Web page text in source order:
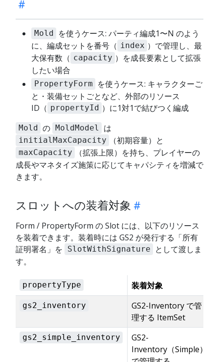
Mold
を使うケース: パーティ編成1〜N のよう
に、編成セットを番号（ index ）で管理し、最
大保有数（ capacity ）を成長要素として拡張
したい場合
PropertyForm
を使うケース: キャラクターご
と・装備セットごとなど、外部のリソース
ID（ propertyId ）に1対1で結びつく編成
Mold の MoldModel は
initialMaxCapacity （初期容量）と
maxCapacity
（拡張上限）を持ち、プレイヤーの
成長やマネタイズ施策に応じてキャパシティを増減で
きます。
スロットへの装着対象
Form / PropertyForm の Slot には、以下のリソース
を装着できます。装着時には GS2 が発行する「所有
証明署名」を
SlotWithSignature
として渡しま
す。
propertyType 装着対象
gs2_inventory
GS2-Inventory で管
理する ItemSet
gs2_simple_inventory
GS2-
Inventory（Simple）